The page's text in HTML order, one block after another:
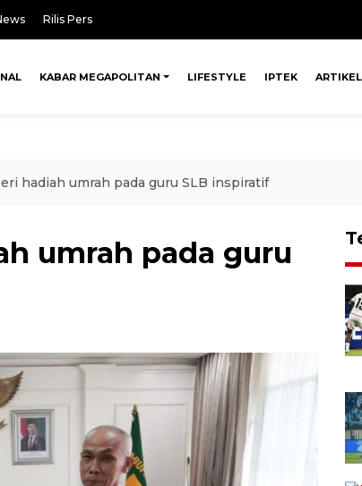
Rilis Pers
KABAR MEGAPOLITAN LIFESTYLE IPTEK ARTIKEL
hadiah umrah pada guru SLB inspiratif
umrah pada guru